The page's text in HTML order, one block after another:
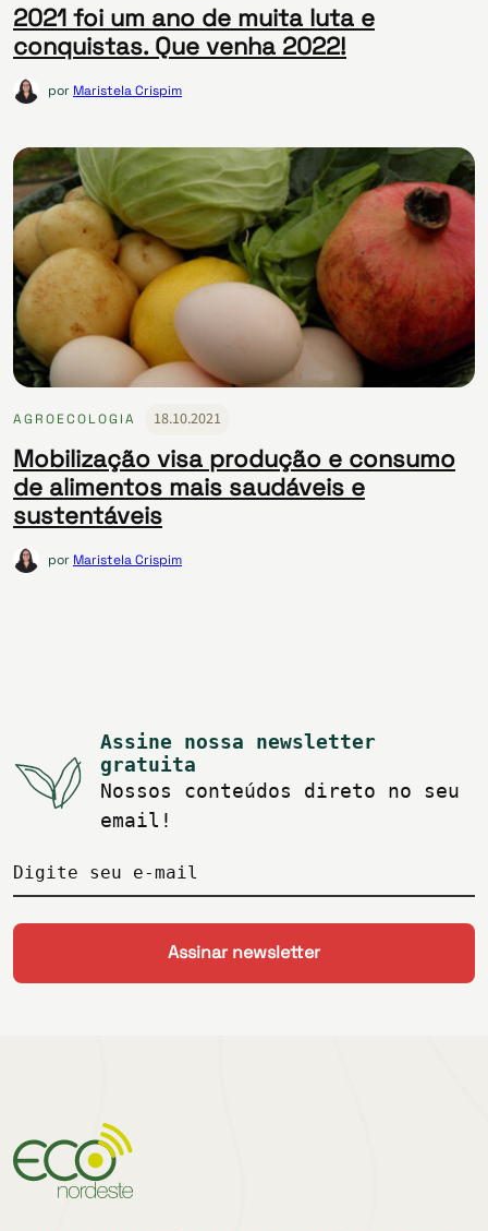
2021 foi um ano de muita luta e
conquistas. Que venha 2022!
por Maristela Crispim
AGROECOLOGIA 18.10.2021
Mobilização visa produção e consumo
de alimentos mais saudáveis e
sustentáveis
por Maristela Crispim
Assine nossa newsletter
gratuita
Nossos conteúdos direto no seu
email!
Digite seu e-mail